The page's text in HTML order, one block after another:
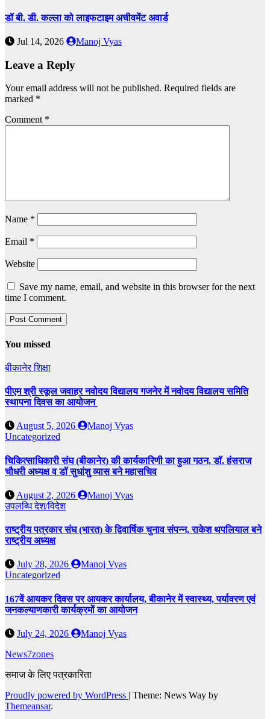
डॉ बी. डी. कल्ला को लाइफटाइम अचीवमेंट अवार्ड
Jul 14, 2026 Manoj Vyas
Leave a Reply
Your email address will not be published. Required fields are
marked *
Comment *
Name *
Email *
Website
Save my name, email, and website in this browser for the next
time I comment.
You missed
बीकानेरशिक्षा
पीएम श्री स्कूल जवाहर नवोदय विद्यालय गजनेर में नवोदय विद्यालय समिति
स्थापना दिवस का आयोजन
August 5, 2026
Manoj Vyas
Uncategorized
चिकित्साधिकारी संघ (बीकानेर) की कार्यकारिणी का हुआ गठन, डॉ. हंसराज
चौधरी अध्यक्ष व डॉ सुधांशु व्यास बने महासचिव
August 2, 2026
Manoj Vyas
उपलब्धिदेश/विदेश
राष्ट्रीय पत्रकार संघ (भारत) के द्विवार्षिक चुनाव संपन्न, राकेश थपलियाल बने
राष्ट्रीय अध्यक्ष
July 28, 2026
Manoj Vyas
Uncategorized
167वें आयकर दिवस पर आयकर कार्यालय, बीकानेर में स्वास्थ्य, पर्यावरण एवं
जनकल्याणकारी कार्यक्रमों का आयोजन
July 24, 2026
Manoj Vyas
News7zones
समाज के लिए पत्रकारिता
Proudly powered by WordPress | Theme: News Way by
Themeansar.